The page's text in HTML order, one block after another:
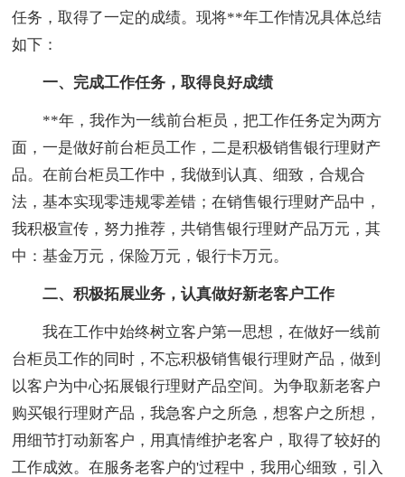
任务，取得了一定的成绩。现将**年工作情况具体总结
如下：
一、完成工作任务，取得良好成绩
**年，我作为一线前台柜员，把工作任务定为两方
面，一是做好前台柜员工作，二是积极销售银行理财产
品。在前台柜员工作中，我做到认真、细致，合规合
法，基本实现零违规零差错；在销售银行理财产品中，
我积极宣传，努力推荐，共销售银行理财产品万元，其
中：基金万元，保险万元，银行卡万元。
二、积极拓展业务，认真做好新老客户工作
我在工作中始终树立客户第一思想，在做好一线前
台柜员工作的同时，不忘积极销售银行理财产品，做到
以客户为中心拓展银行理财产品空间。为争取新老客户
购买银行理财产品，我急客户之所急，想客户之所想，
用细节打动新客户，用真情维护老客户，取得了较好的
工作成效。在服务老客户的'过程中，我用心细致，引入